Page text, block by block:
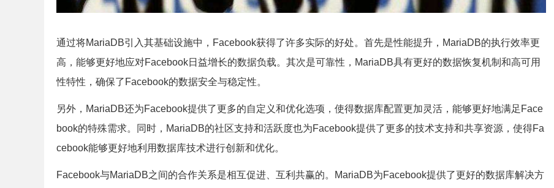
通过将MariaDB引入其基础设施中，Facebook获得了许多实际的好处。首先是性能提升，MariaDB的执行效率更
高，能够更好地应对Facebook日益增长的数据负载。其次是可靠性，MariaDB具有更好的数据恢复机制和高可用
性特性，确保了Facebook的数据安全与稳定性。
另外，MariaDB还为Facebook提供了更多的自定义和优化选项，使得数据库配置更加灵活，能够更好地满足Face
book的特殊需求。同时，MariaDB的社区支持和活跃度也为Facebook提供了更多的技术支持和共享资源，使得Fa
cebook能够更好地利用数据库技术进行创新和优化。
Facebook与MariaDB之间的合作关系是相互促进、互利共赢的。MariaDB为Facebook提供了更好的数据库解决方